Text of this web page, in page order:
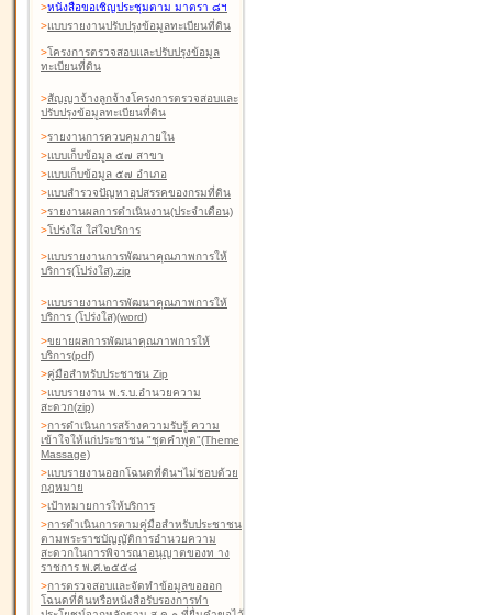
>หนังสือขอเชิญประชุมตาม มาตรา ๘ฯ
>แบบรายงานปรับปรุงข้อมูลทะเบียนที่ดิน
>โครงการตรวจสอบและปรับปรุงข้อมูล
ทะเบียนที่ดิน
>สัญญาจ้างลูกจ้างโครงการตรวจสอบและ
ปรับปรุงข้อมูลทะเบียนที่ดิน
>รายงานการควบคุมภายใน
>แบบเก็บข้อมูล ๕๗ สาขา
>แบบเก็บข้อมูล ๕๗ อำเภอ
>แบบสำรวจปัญหาอุปสรรคของกรมที่ดิน
>รายงานผลการดำเนินงาน(ประจำเดือน)
>โปร่งใส ใส่ใจบริการ
>แบบรายงานการพัฒนาคุณภาพการให้
บริการ(โปร่งใส).zip
>แบบรายงานการพัฒนาคุณภาพการให้
บริการ (โปร่งใส)(word)
>ขยายผลการพัฒนาคุณภาพการให้
บริการ(pdf)
>คู่มือสำหรับประชาชน Zip
>แบบรายงาน พ.ร.บ.อำนวยความ
สะดวก(zip)
>การดำเนินการสร้างความรับรู้ ความ
เข้าใจให้แก่ประชาชน "ชุดคำพูด"(Theme
Massage)
>แบบรายงานออกโฉนดที่ดินฯไม่ชอบด้วย
กฎหมาย
>เป้าหมายการให้บริการ
>การดำเนินการตามคู่มือสำหรับประชาชน
ตามพระราชบัญญัติการอำนวยความ
สะดวกในการพิจารณาอนุญาตของท าง
ราชการ พ.ศ.๒๕๕๘
>การตรวจสอบและจัดทำข้อมูลขอออก
โฉนดที่ดินหรือหนังสือรับรองการทำ